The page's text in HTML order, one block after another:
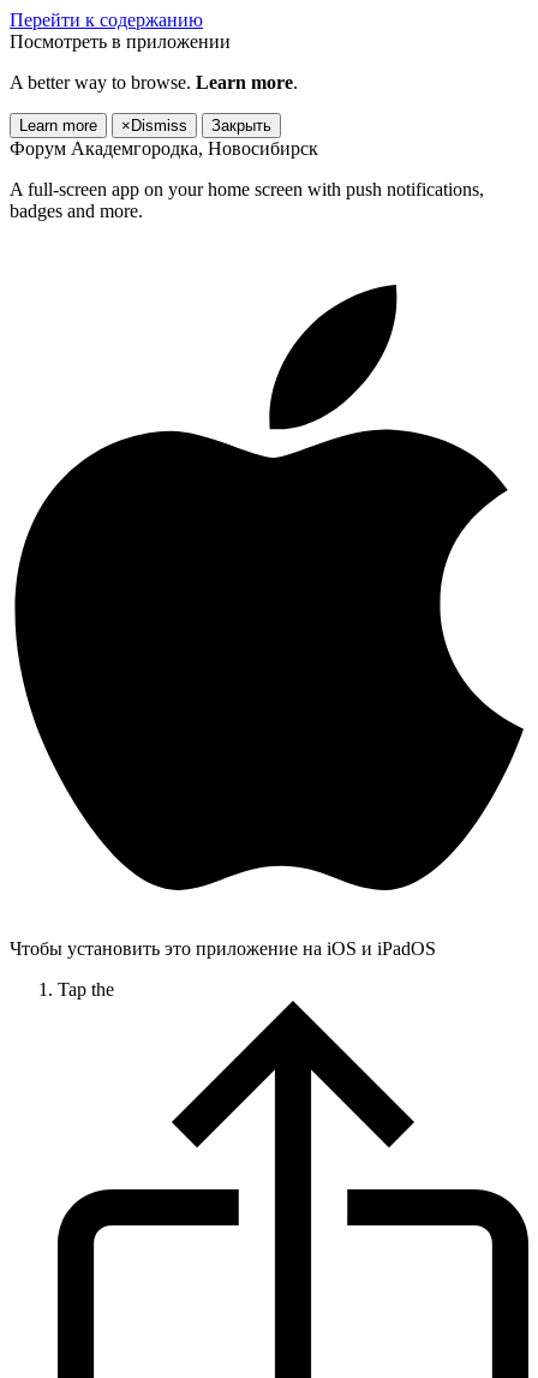
Перейти к содержанию
Посмотреть в приложении
A better way to browse. Learn more.
Learn more × Dismiss Закрыть
Форум Академгородка, Новосибирск
A full-screen app on your home screen with push notifications,
badges and more.
Чтобы установить это приложение на iOS и iPadOS
Tap the